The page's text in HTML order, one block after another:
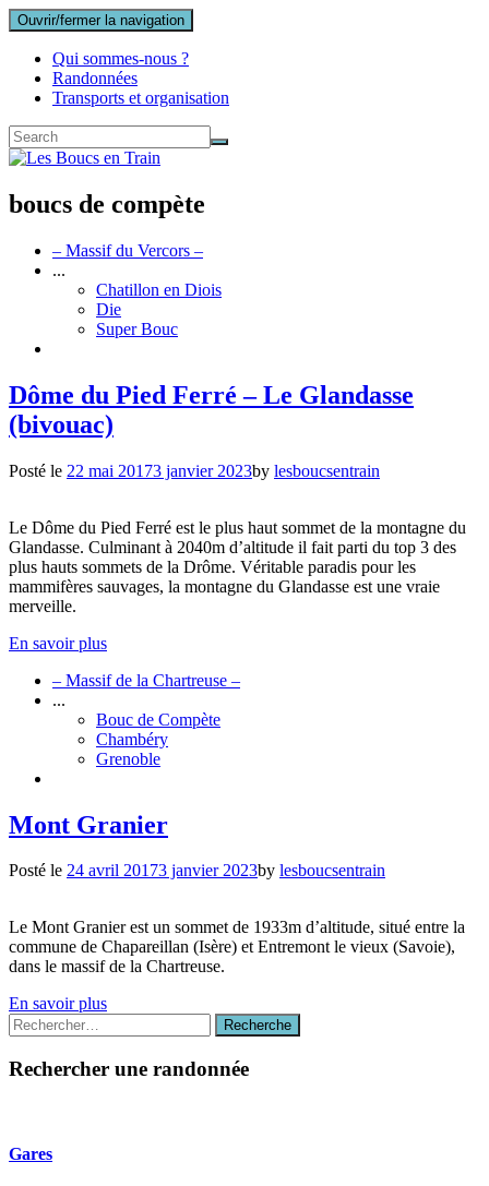
Ouvrir/fermer la navigation
Qui sommes-nous ?
Randonnées
Transports et organisation
boucs de compète
– Massif du Vercors –
...
Chatillon en Diois
Die
Super Bouc
Dôme du Pied Ferré – Le Glandasse
(bivouac)
Posté le 22 mai 20173 janvier 2023by lesboucsentrain
Le Dôme du Pied Ferré est le plus haut sommet de la montagne du
Glandasse. Culminant à 2040m d’altitude il fait parti du top 3 des
plus hauts sommets de la Drôme. Véritable paradis pour les
mammifères sauvages, la montagne du Glandasse est une vraie
merveille.
En savoir plus
– Massif de la Chartreuse –
...
Bouc de Compète
Chambéry
Grenoble
Mont Granier
Posté le 24 avril 20173 janvier 2023by lesboucsentrain
Le Mont Granier est un sommet de 1933m d’altitude, situé entre la
commune de Chapareillan (Isère) et Entremont le vieux (Savoie),
dans le massif de la Chartreuse.
En savoir plus
Recherche
:
Recherche
Rechercher une randonnée
Gares